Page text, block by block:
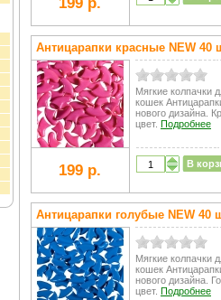
Антицарапки красные NEW 40
Мягкие колпачки
кошек
нового дизайна.
цвет. Подробнее
199 р. В
Антицарапки голубые NEW 40
Мягкие колпачки
кошек
нового дизайна.
цвет. Подробнее